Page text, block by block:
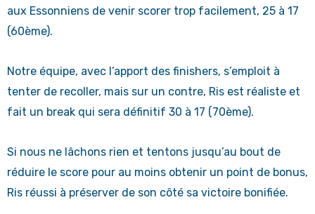
aux Essonniens de venir scorer trop facilement, 25 à 17
(60ème).
Notre équipe, avec l’apport des finishers, s’emploit à
tenter de recoller, mais sur un contre, Ris est réaliste et
fait un break qui sera définitif 30 à 17 (70ème).
Si nous ne lâchons rien et tentons jusqu’au bout de
réduire le score pour au moins obtenir un point de bonus,
Ris réussi à préserver de son côté sa victoire bonifiée.